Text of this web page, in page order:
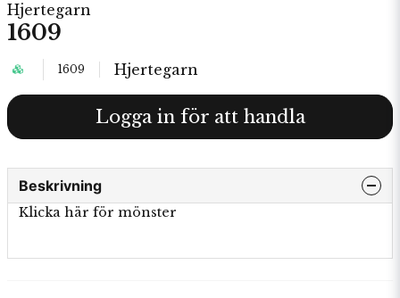
Hjertegarn
1609
1609 Hjertegarn
Logga in för att handla
Beskrivning
Klicka här för mönster